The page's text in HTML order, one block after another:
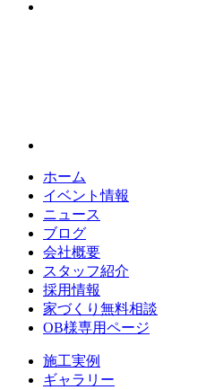
ホーム
イベント情報
ニュース
ブログ
会社概要
スタッフ紹介
採用情報
家づくり無料相談
OB様専用ページ
施⼯実例
ギャラリー